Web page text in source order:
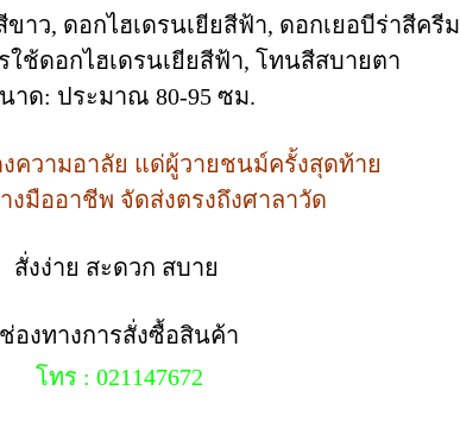
าว, ดอกไฮเดรนเยียสีฟ้า, ดอกเยอบีร่าสีครีม
ช้ดอกไฮเดรนเยียสีฟ้า, โทนสีสบายตา
าด: ประมาณ 80-95 ซม.
ความอาลัย แด่ผู้วายชนม์ครั้งสุดท้าย
งมืออาชีพ จัดส่งตรงถึงศาลาวัด
สั่งง่าย สะดวก สบาย
ช่องทางการสั่งซื้อสินค้า
โทร : 021147672